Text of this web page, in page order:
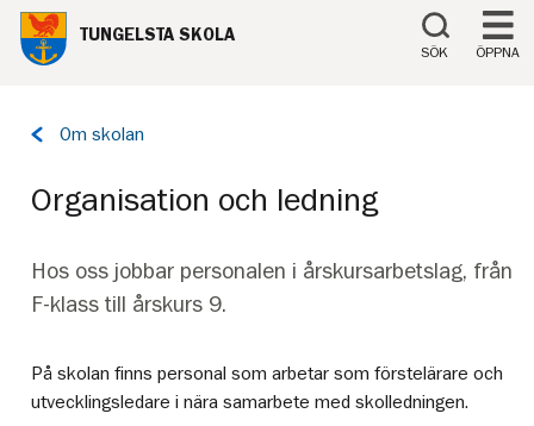
Till innehåll på sidan
TUNGELSTA SKOLA
SÖK ÖPPNA
Tillbaka
Om skolan
Organisation och ledning
Hos oss jobbar personalen i årskursarbetslag, från
F-klass till årskurs 9.
På skolan finns personal som arbetar som förstelärare och
utvecklingsledare i nära samarbete med skolledningen.